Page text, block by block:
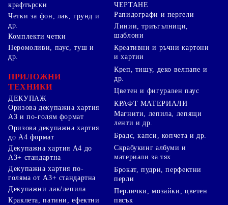
крафтърски
Четки за фон, лак, грунд и
др.
Комплекти четки
ЧЕРТАНЕ
Рапидографи и пергели
Линии, триъгълници,
шаблони
Перомоливи, паус, туш и
др.
ПРИЛОЖНИ
ТЕХНИКИ
ДЕКУПАЖ
Оризова декупажна хартия
А3 и по-голям формат
Оризова декупажна хартия
до А4 формат
Декупажна хартия А4 до
А3+ стандартна
Декупажна хартия по-
голяма от А3+ стандартна
Декупажни лак/лепила
Краклета, патини, ефектни
Креативни и ръчни картони
и хартии
Креп, тишу, деко велпапе и
др.
Цветен и фигурален паус
КРАФТ МАТЕРИАЛИ
Магнити, лепила, лепящи
ленти и др.
Брадс, капси, копчета и др.
Скрабукинг албуми и
материали за тях
Брокат, пудри, перфектни
перли
Перлички, мозайки, цветен
пясък